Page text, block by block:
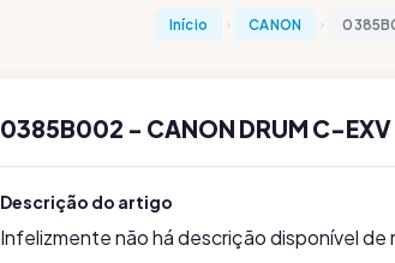
Início CANON
0385B002 - CANON DRUM C-
Descrição do artigo
Infelizmente não há descrição disponível de